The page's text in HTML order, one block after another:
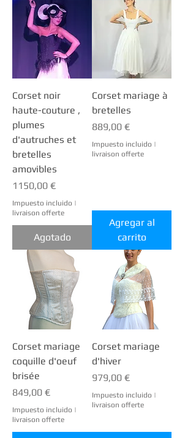
Corset noir
haute-couture ,
plumes
d'autruches et
bretelles
amovibles
Precio
1150,00 €
Impuesto incluido |
livraison offerte
Agotado
Corset mariage à
bretelles
Precio
889,00 €
Impuesto incluido |
livraison offerte
Agregar al
carrito
Corset mariage
coquille d'oeuf
brisée
Precio
849,00 €
Impuesto incluido |
livraison offerte
Corset mariage
d'hiver
Precio
979,00 €
Impuesto incluido |
livraison offerte